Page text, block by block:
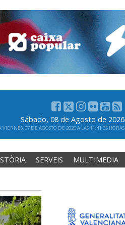
Sábado, 08 de Agosto de 2026
07 DE AGOSTO DE 2026 A LAS 11:41:35 HORAS
SERVEIS MULTIMEDIA